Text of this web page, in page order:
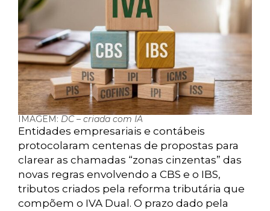
IMAGEM: DC – criada com IA
Entidades empresariais e contábeis
protocolaram centenas de propostas para
clarear as chamadas “zonas cinzentas” das
novas regras envolvendo a CBS e o IBS,
tributos criados pela reforma tributária que
compõem o IVA Dual. O prazo dado pela